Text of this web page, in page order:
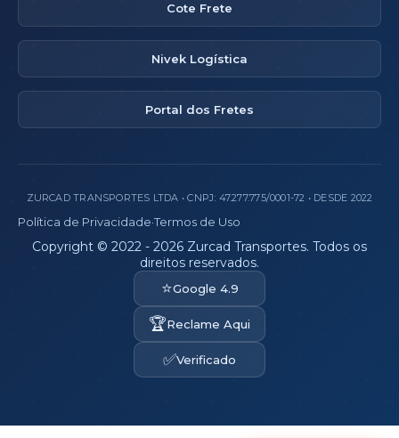
Cote Frete
Nivek Logística
Portal dos Fretes
ZURCAD TRANSPORTES LTDA • CNPJ: 47.277.775/0001-72 • DESDE 2022
Política de Privacidade·Termos de Uso
Copyright © 2022 - 2026 Zurcad Transportes. Todos os
direitos reservados.
⭐Google 4.9
🏆Reclame Aqui
✅Verificado